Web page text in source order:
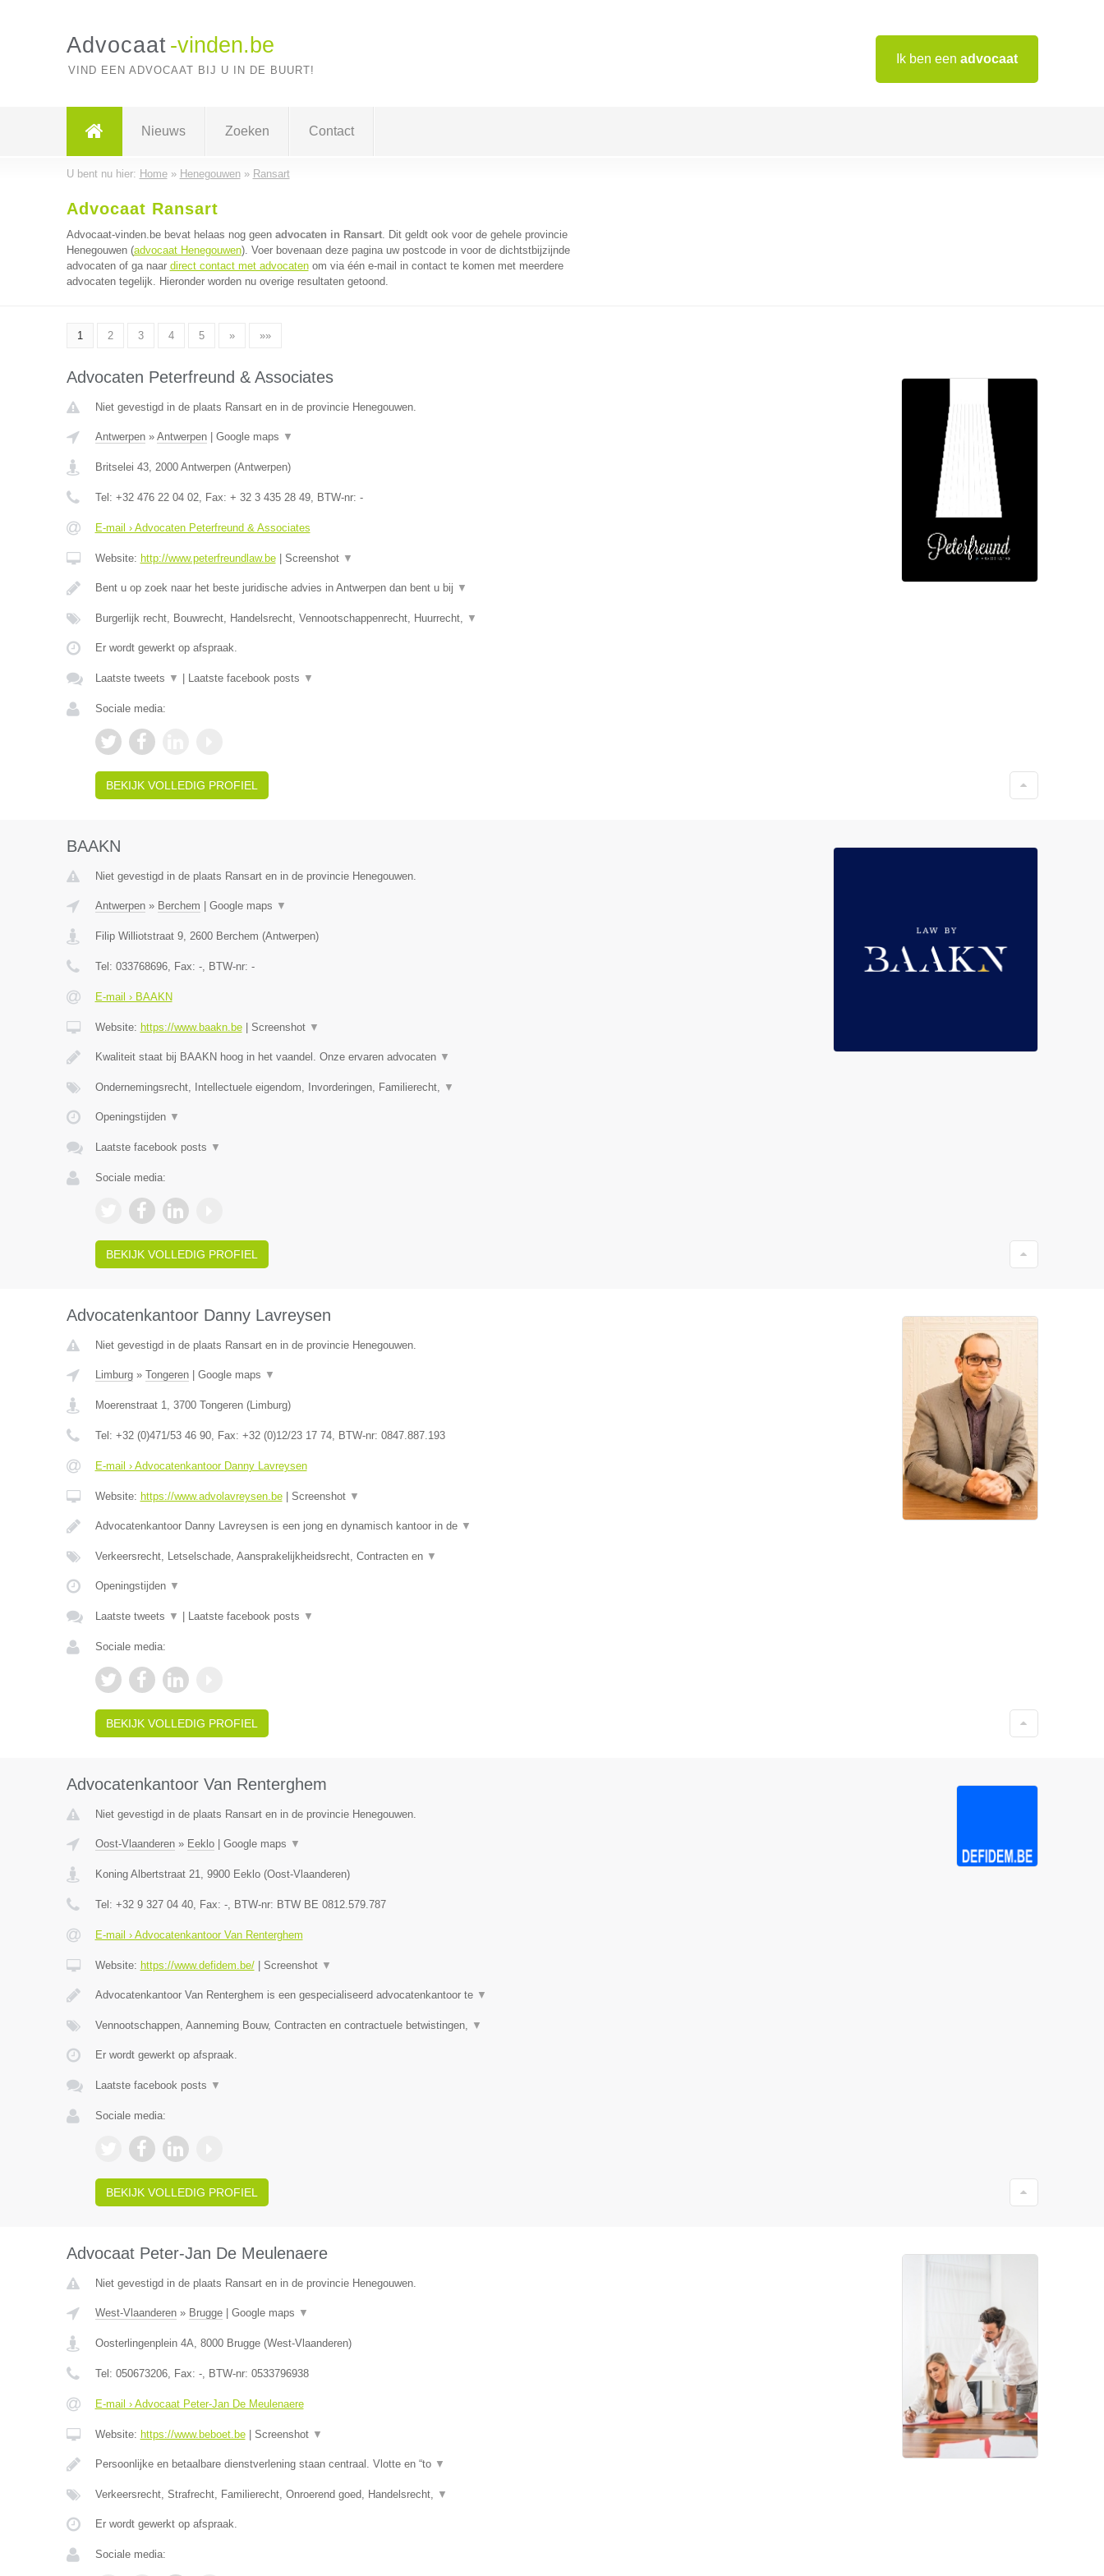
Ik ben een advocaat
Advocaat -vinden.be
VIND EEN ADVOCAAT BIJ U IN DE BUURT!
Nieuws Zoeken Contact
U bent nu hier: Home» Henegouwen» Ransart
Advocaat Ransart
Advocaat-vinden.be bevat helaas nog geen advocaten in Ransart. Dit geldt ook voor de gehele provincie
Henegouwen (advocaat Henegouwen). Voer bovenaan deze pagina uw postcode in voor de dichtstbijzijnde
advocaten of ga naar direct contact met advocatenom via één e-mail in contact te komen met meerdere
advocaten tegelijk. Hieronder worden nu overige resultaten getoond.
1 2 3 4 5 » »»
Advocaten Peterfreund & Associates
Niet gevestigd in de plaats Ransart en in de provincie Henegouwen.
Antwerpen» Antwerpen| Google maps ▼
Britselei 43, 2000 Antwerpen(Antwerpen)
Tel: +32 476 22 04 02, Fax: + 32 3 435 28 49, BTW-nr: -
E-mail › Advocaten Peterfreund & Associates
Website: http://www.peterfreundlaw.be| Screenshot ▼
Bent u op zoek naar het beste juridische advies in Antwerpen dan bent u bij ▼
Burgerlijk recht, Bouwrecht, Handelsrecht, Vennootschappenrecht, Huurrecht, ▼
Er wordt gewerkt op afspraak.
Laatste tweets ▼ Laatste facebook posts ▼
Sociale media:
BEKIJK VOLLEDIG PROFIEL
BAAKN
Niet gevestigd in de plaats Ransart en in de provincie Henegouwen.
Antwerpen» Berchem Google maps ▼
Filip Williotstraat 9, 2600 Berchem (Antwerpen)
Tel: 033768696, Fax: -, BTW-nr: -
E-mail › BAAKN
Website: https://www.baakn.be| Screenshot ▼
Kwaliteit staat bij BAAKN hoog in het vaandel. Onze ervaren advocaten ▼
Ondernemingsrecht, Intellectuele eigendom, Invorderingen, Familierecht, ▼
Openingstijden ▼
Laatste facebook posts ▼
Sociale media:
BEKIJK VOLLEDIG PROFIEL
Advocatenkantoor Danny Lavreysen
Niet gevestigd in de plaats Ransart en in de provincie Henegouwen.
Limburg» Tongeren| Google maps ▼
Moerenstraat 1, 3700 Tongeren(Limburg)
Tel: +32 (0)471/53 46 90, Fax: +32 (0)12/23 17 74, BTW-nr: 0847.887.193
E-mail › Advocatenkantoor Danny Lavreysen
Website: https://www.advolavreysen.be| Screenshot ▼
Advocatenkantoor Danny Lavreysen is een jong en dynamisch kantoor in de ▼
Verkeersrecht, Letselschade, Aansprakelijkheidsrecht, Contracten en ▼
Openingstijden ▼
Laatste tweets ▼ Laatste facebook posts ▼
Sociale media:
BEKIJK VOLLEDIG PROFIEL
Advocatenkantoor Van Renterghem
Niet gevestigd in de plaats Ransart en in de provincie Henegouwen.
Oost-Vlaanderen» Eeklo| Google maps ▼
Koning Albertstraat 21, 9900 Eeklo(Oost-Vlaanderen)
Tel: +32 9 327 04 40, Fax: -, BTW-nr: BTW BE 0812.579.787
E-mail › Advocatenkantoor Van Renterghem
Website: https://www.defidem.be/| Screenshot ▼
Advocatenkantoor Van Renterghem is een gespecialiseerd advocatenkantoor te ▼
Vennootschappen, Aanneming Bouw, Contracten en contractuele betwistingen, ▼
Er wordt gewerkt op afspraak.
Laatste facebook posts ▼
Sociale media:
BEKIJK VOLLEDIG PROFIEL
Advocaat Peter-Jan De Meulenaere
Niet gevestigd in de plaats Ransart en in de provincie Henegouwen.
West-Vlaanderen» Brugge| Google maps ▼
Oosterlingenplein 4A, 8000 Brugge(West-Vlaanderen)
Tel: 050673206, Fax: -, BTW-nr: 0533796938
E-mail › Advocaat Peter-Jan De Meulenaere
Website: https://www.beboet.be| Screenshot ▼
Persoonlijke en betaalbare dienstverlening staan centraal. Vlotte en “to ▼
Verkeersrecht, Strafrecht, Familierecht, Onroerend goed, Handelsrecht, ▼
Er wordt gewerkt op afspraak.
Sociale media: